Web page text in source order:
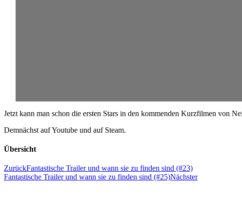
Jetzt kann man schon die ersten Stars in den kommenden Kurzfilmen von
Demnächst auf Youtube und auf Steam.
Übersicht
ZurückFantastische Trailer und wann sie zu finden sind (#23)
Fantastische Trailer und wann sie zu finden sind (#25)Nächster